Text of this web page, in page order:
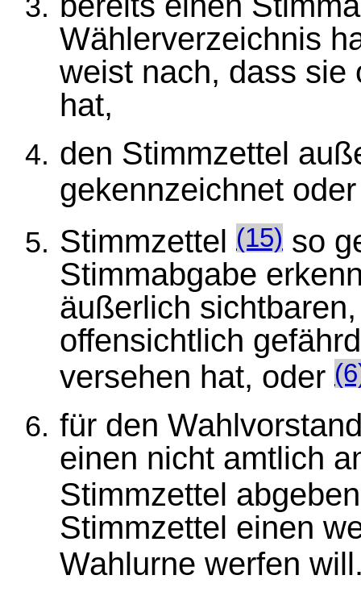
Wählerverzeichnis
weist nach, dass sie
hat,
den Stimmzettel
gekennzeichnet
Stimmzettel (15)so
Stimmabgabe
äußerlich
offensichtlich
versehen hat, oder
für den
einen nicht amtlich
Stimmzettel
Stimmzettel einen
Wahlurne werfen